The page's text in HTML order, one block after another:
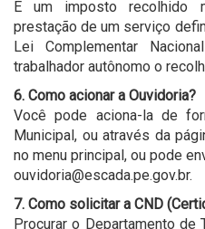
É um imposto recolhido
prestação de um serviço
Lei Complementar
trabalhador autônomo o
6. Como acionar a Ouvidoria?
Você pode aciona-la de
Municipal, ou através da
no menu principal, ou pode
ouvidoria@escada.pe.gov.br.
7. Como solicitar a CND
Procurar o Departamento de